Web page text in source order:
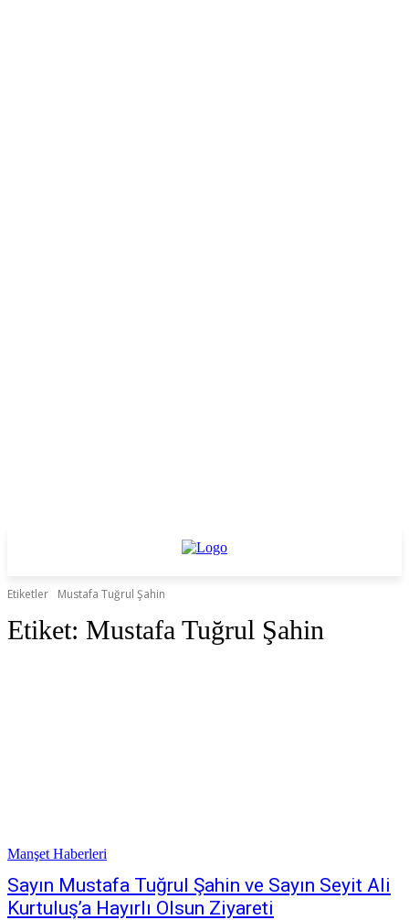
Etiketler Mustafa Tuğrul Şahin
Etiket: Mustafa Tuğrul Şahin
Manşet Haberleri
Sayın Mustafa Tuğrul Şahin ve Sayın Seyit Ali
Kurtuluş’a Hayırlı Olsun Ziyareti